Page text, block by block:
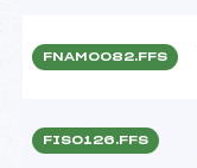
FNAM0082.FFS
FIS0126.FFS